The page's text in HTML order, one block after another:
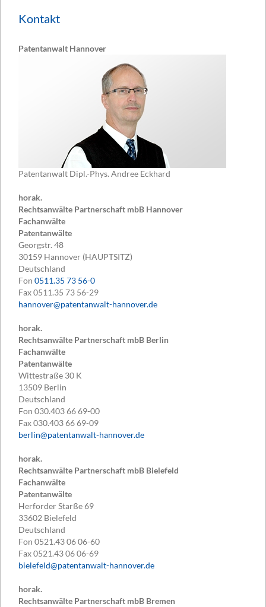
Kontakt
Patentanwalt Hannover
Patentanwalt Dipl.-Phys. Andree Eckhard
horak.
Rechtsanwälte Partnerschaft mbB Hannover
Fachanwälte
Patentanwälte
Georgstr. 48
30159 Hannover (HAUPTSITZ)
Deutschland
Fon 0511.35 73 56-0
Fax0511.35 73 56-29
hannover@patentanwalt-hannover.de
horak.
Rechtsanwälte Partnerschaft mbB Berlin
Fachanwälte
Patentanwälte
Wittestraße 30 K
13509 Berlin
Deutschland
Fon 030.403 66 69-00
Fax030.403 66 69-09
berlin@patentanwalt-hannover.de
horak.
Rechtsanwälte Partnerschaft mbB Bielefeld
Fachanwälte
Patentanwälte
Herforder Starße 69
33602 Bielefeld
Deutschland
Fon 0521.43 06 06-60
Fax0521.43 06 06-69
bielefeld@patentanwalt-hannover.de
horak.
Rechtsanwälte Partnerschaft mbB Bremen